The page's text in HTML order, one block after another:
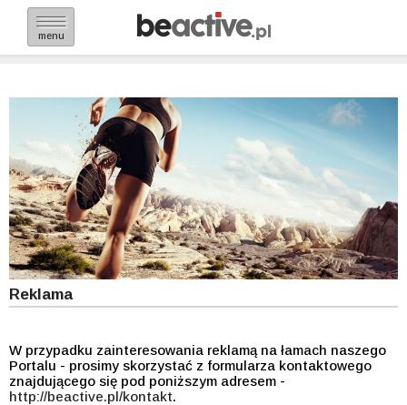
menu
Reklama
W przypadku zainteresowania reklamą na łamach naszego
Portalu - prosimy skorzystać z formularza kontaktowego
znajdującego się pod poniższym adresem -
http://beactive.pl/kontakt.